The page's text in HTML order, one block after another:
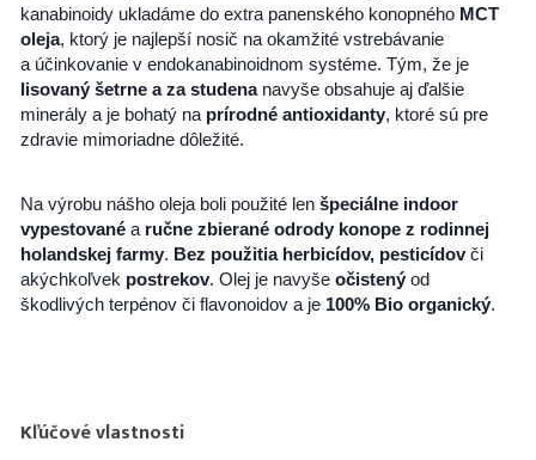
kanabinoidy ukladáme do extra panenského konopného MCT
oleja, ktorý je najlepší nosič na okamžité vstrebávanie
a účinkovanie v endokanabinoidnom systéme. Tým, že je
lisovaný šetrne a za studenanavyše obsahuje aj ďalšie
minerály a je bohatý na prírodné antioxidanty, ktoré sú pre
zdravie mimoriadne dôležité.
Na výrobu nášho oleja boli použité len špeciálne indoor
vypestované aručne zbierané odrody konope z rodinnej
holandskej farmy. Bez použitia herbicídov, pesticídovči
akýchkoľvek postrekov. Olej je navyše očistenýod
škodlivých terpénov či flavonoidov a je 100% Bio organický.
Kľúčové vlastnosti